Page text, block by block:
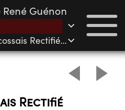
Guénon
Le Régime Écossais Rectifié (suite et fin)
Rectifié